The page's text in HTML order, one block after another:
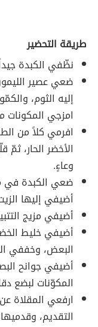
طريقة التحضير
نظّفي الكبدة
ضعي عصير
إليه الثوم،
امزجي المكونات
افرمي كلاً من
الأخضر الحار،
وعاءٍ.
ضعي الكبدة في
أضيفي إليها
أضيفي مزيج
أضيفي خليط
البعض، وخففي
أضيفي جوانح
المكوّنات لبضع
ارفعي المقلاة
التقديم،